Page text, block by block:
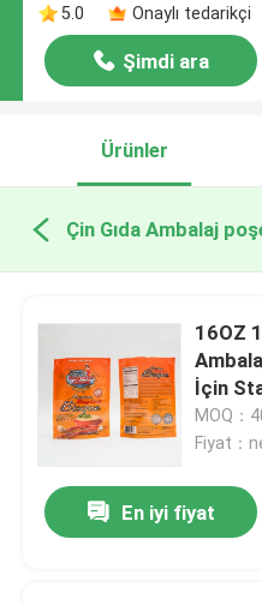
5.0
Onaylı tedarikçi
Şimdi ara
Ürünler
Çin Gıda Ambalaj
16OZ
İçin
MOQ：
Fiyat：
En iyi fiyat